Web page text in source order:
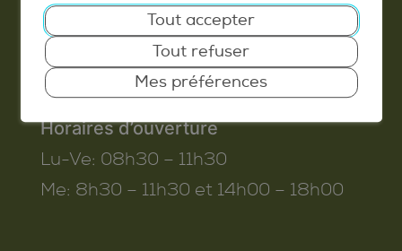
T. 027 345 45 45
info@conthey.ch
Horaires d’ouverture
Lu-Ve: 08h30 – 11h30
Me: 8h30 – 11h30 et 14h00 – 18h00
Tout accepter
Tout refuser
Mes préférences